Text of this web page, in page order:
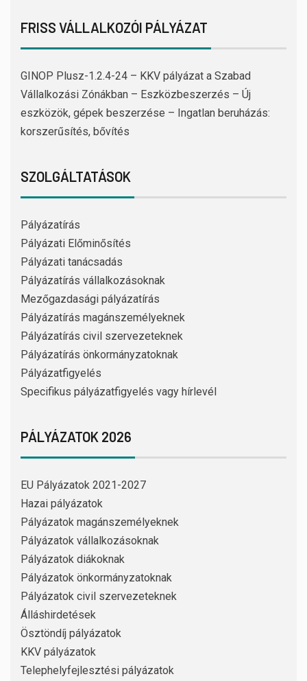
FRISS VÁLLALKOZÓI PÁLYÁZAT
GINOP Plusz-1.2.4-24 – KKV pályázat a Szabad
Vállalkozási Zónákban – Eszközbeszerzés – Új
eszközök, gépek beszerzése – Ingatlan beruházás:
korszerűsítés, bővítés
SZOLGÁLTATÁSOK
Pályázatírás
Pályázati Előminősítés
Pályázati tanácsadás
Pályázatírás vállalkozásoknak
Mezőgazdasági pályázatírás
Pályázatírás magánszemélyeknek
Pályázatírás civil szervezeteknek
Pályázatírás önkormányzatoknak
Pályázatfigyelés
Specifikus pályázatfigyelés vagy hírlevél
PÁLYÁZATOK 2026
EU Pályázatok 2021-2027
Hazai pályázatok
Pályázatok magánszemélyeknek
Pályázatok vállalkozásoknak
Pályázatok diákoknak
Pályázatok önkormányzatoknak
Pályázatok civil szervezeteknek
Álláshirdetések
Ösztöndíj pályázatok
KKV pályázatok
Telephelyfejlesztési pályázatok